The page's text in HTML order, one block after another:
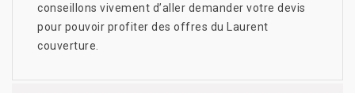
conseillons vivement d’aller demander votre devis
pour pouvoir profiter des offres du Laurent
couverture.